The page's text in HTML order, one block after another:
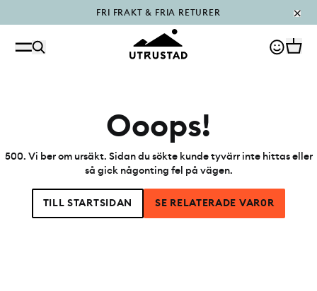
FRI FRAKT & FRIA RETURER
PÅFYLLT I OUTLET
Ooops!
500. Vi ber om ursäkt. Sidan du sökte kunde tyvärr inte hittas eller
så gick någonting fel på vägen.
TILL STARTSIDAN SE RELATERADE VAR0R